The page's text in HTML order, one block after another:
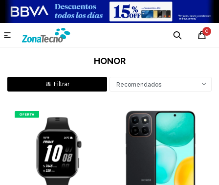
0

HONOR
Recomendados
COMPARAR